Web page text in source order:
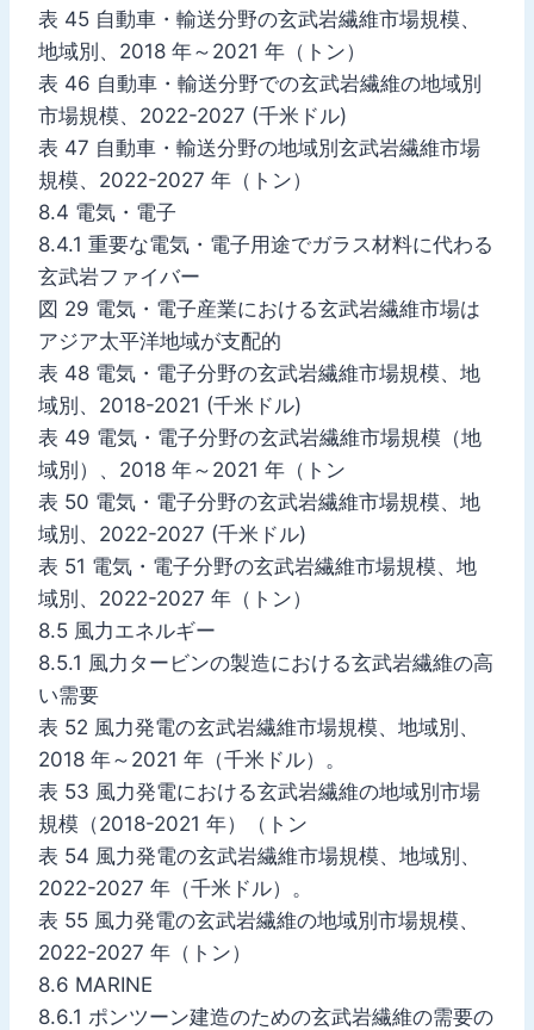
表 45 自動車・輸送分野の玄武岩繊維市場規模、
地域別、2018 年～2021 年（トン）
表 46 自動車・輸送分野での玄武岩繊維の地域別
市場規模、2022-2027 (千米ドル)
表 47 自動車・輸送分野の地域別玄武岩繊維市場
規模、2022-2027 年（トン）
8.4 電気・電子
8.4.1 重要な電気・電子用途でガラス材料に代わる
玄武岩ファイバー
図 29 電気・電子産業における玄武岩繊維市場は
アジア太平洋地域が支配的
表 48 電気・電子分野の玄武岩繊維市場規模、地
域別、2018-2021 (千米ドル)
表 49 電気・電子分野の玄武岩繊維市場規模（地
域別）、2018 年～2021 年（トン
表 50 電気・電子分野の玄武岩繊維市場規模、地
域別、2022-2027 (千米ドル)
表 51 電気・電子分野の玄武岩繊維市場規模、地
域別、2022-2027 年（トン）
8.5 風力エネルギー
8.5.1 風力タービンの製造における玄武岩繊維の高
い需要
表 52 風力発電の玄武岩繊維市場規模、地域別、
2018 年～2021 年（千米ドル）。
表 53 風力発電における玄武岩繊維の地域別市場
規模（2018-2021 年）（トン
表 54 風力発電の玄武岩繊維市場規模、地域別、
2022-2027 年（千米ドル）。
表 55 風力発電の玄武岩繊維の地域別市場規模、
2022-2027 年（トン）
8.6 MARINE
8.6.1 ポンツーン建造のための玄武岩繊維の需要の